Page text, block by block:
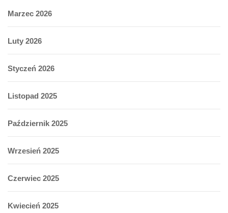
Marzec 2026
Luty 2026
Styczeń 2026
Listopad 2025
Październik 2025
Wrzesień 2025
Czerwiec 2025
Kwiecień 2025